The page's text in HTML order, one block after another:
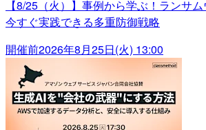
【8/25（火）】事例から学ぶ！ランサ
今すぐ実践できる多重防御戦略
開催前2026年8月25日(火) 13:00